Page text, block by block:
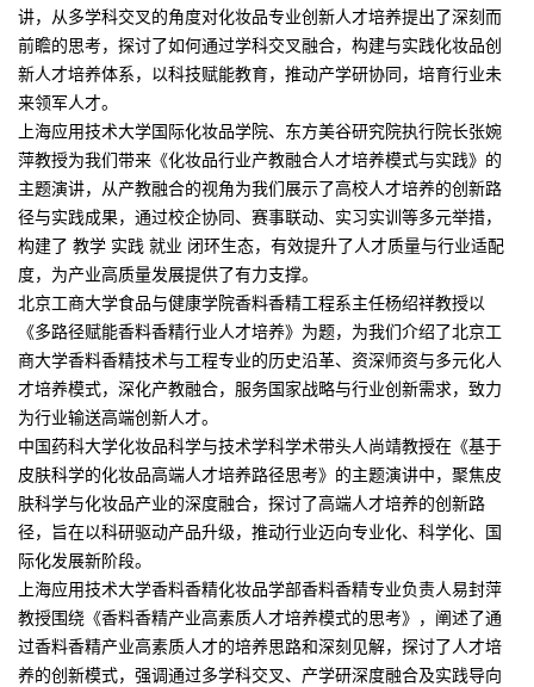
讲，从多学科交叉的角度对化妆品专业创新人才培养提出了深刻而
前瞻的思考，探讨了如何通过学科交叉融合，构建与实践化妆品创
新人才培养体系，以科技赋能教育，推动产学研协同，培育行业未
来领军人才。
上海应用技术大学国际化妆品学院、东方美谷研究院执行院长张婉
萍教授为我们带来《化妆品行业产教融合人才培养模式与实践》的
主题演讲，从产教融合的视角为我们展示了高校人才培养的创新路
径与实践成果，通过校企协同、赛事联动、实习实训等多元举措，
构建了 教学 实践 就业 闭环生态，有效提升了人才质量与行业适配
度，为产业高质量发展提供了有力支撑。
北京工商大学食品与健康学院香料香精工程系主任杨绍祥教授以
《多路径赋能香料香精行业人才培养》为题，为我们介绍了北京工
商大学香料香精技术与工程专业的历史沿革、资深师资与多元化人
才培养模式，深化产教融合，服务国家战略与行业创新需求，致力
为行业输送高端创新人才。
中国药科大学化妆品科学与技术学科学术带头人尚靖教授在《基于
皮肤科学的化妆品高端人才培养路径思考》的主题演讲中，聚焦皮
肤科学与化妆品产业的深度融合，探讨了高端人才培养的创新路
径，旨在以科研驱动产品升级，推动行业迈向专业化、科学化、国
际化发展新阶段。
上海应用技术大学香料香精化妆品学部香料香精专业负责人易封萍
教授围绕《香料香精产业高素质人才培养模式的思考》，阐述了通
过香料香精产业高素质人才的培养思路和深刻见解，探讨了人才培
养的创新模式，强调通过多学科交叉、产学研深度融合及实践导向